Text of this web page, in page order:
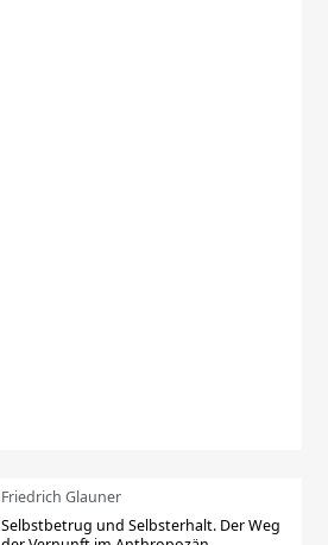
Friedrich Glauner
Selbstbetrug und Selbsterhalt. Der Weg